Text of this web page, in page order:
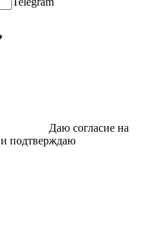
Даю согласие на
и подтверждаю